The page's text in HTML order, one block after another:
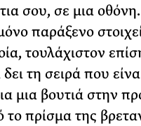
σου, σε μια
παράξενο
τουλάχιστον
τη σειρά που
μια βουτιά στην
πρίσμα της